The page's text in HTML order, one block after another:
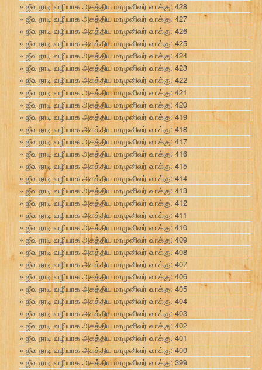
ஜீவ நாடி வழியாக அகத்திய மாமுனிவர் வாக்கு: 428
ஜீவ நாடி வழியாக அகத்திய மாமுனிவர் வாக்கு: 427
ஜீவ நாடி வழியாக அகத்திய மாமுனிவர் வாக்கு: 426
ஜீவ நாடி வழியாக அகத்திய மாமுனிவர் வாக்கு: 425
ஜீவ நாடி வழியாக அகத்திய மாமுனிவர் வாக்கு: 424
ஜீவ நாடி வழியாக அகத்திய மாமுனிவர் வாக்கு: 423
ஜீவ நாடி வழியாக அகத்திய மாமுனிவர் வாக்கு: 422
ஜீவ நாடி வழியாக அகத்திய மாமுனிவர் வாக்கு: 421
ஜீவ நாடி வழியாக அகத்திய மாமுனிவர் வாக்கு: 420
ஜீவ நாடி வழியாக அகத்திய மாமுனிவர் வாக்கு: 419
ஜீவ நாடி வழியாக அகத்திய மாமுனிவர் வாக்கு: 418
ஜீவ நாடி வழியாக அகத்திய மாமுனிவர் வாக்கு: 417
ஜீவ நாடி வழியாக அகத்திய மாமுனிவர் வாக்கு: 416
ஜீவ நாடி வழியாக அகத்திய மாமுனிவர் வாக்கு: 415
ஜீவ நாடி வழியாக அகத்திய மாமுனிவர் வாக்கு: 414
ஜீவ நாடி வழியாக அகத்திய மாமுனிவர் வாக்கு: 413
ஜீவ நாடி வழியாக அகத்திய மாமுனிவர் வாக்கு: 412
ஜீவ நாடி வழியாக அகத்திய மாமுனிவர் வாக்கு: 411
ஜீவ நாடி வழியாக அகத்திய மாமுனிவர் வாக்கு: 410
ஜீவ நாடி வழியாக அகத்திய மாமுனிவர் வாக்கு: 409
ஜீவ நாடி வழியாக அகத்திய மாமுனிவர் வாக்கு: 408
ஜீவ நாடி வழியாக அகத்திய மாமுனிவர் வாக்கு: 407
ஜீவ நாடி வழியாக அகத்திய மாமுனிவர் வாக்கு: 406
ஜீவ நாடி வழியாக அகத்திய மாமுனிவர் வாக்கு: 405
ஜீவ நாடி வழியாக அகத்திய மாமுனிவர் வாக்கு: 404
ஜீவ நாடி வழியாக அகத்திய மாமுனிவர் வாக்கு: 403
ஜீவ நாடி வழியாக அகத்திய மாமுனிவர் வாக்கு: 402
ஜீவ நாடி வழியாக அகத்திய மாமுனிவர் வாக்கு: 401
ஜீவ நாடி வழியாக அகத்திய மாமுனிவர் வாக்கு: 400
ஜீவ நாடி வழியாக அகத்திய மாமுனிவர் வாக்கு: 399